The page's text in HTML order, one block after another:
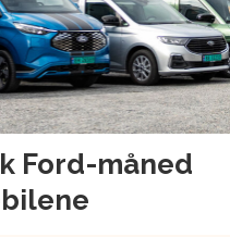
Ford-måned